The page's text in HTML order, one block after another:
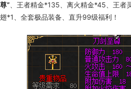
尊” 、王者精金*135 、离火精金*45 、王者
翅*1 、全套极品装备、直升99级福利！